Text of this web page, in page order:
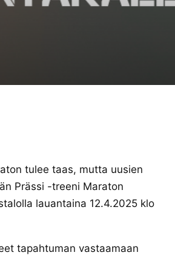
tulee taas, mutta uusien
Prässi -treeni Maraton
lauantaina 12.4.2025 klo
tapahtuman vastaamaan